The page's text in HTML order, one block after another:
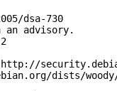
dsa-730
an advisory.
dists/